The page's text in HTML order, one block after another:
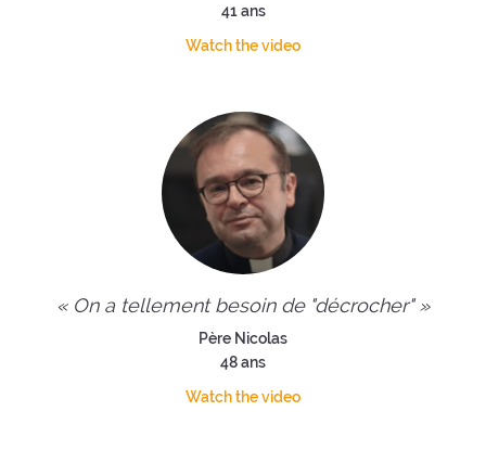
41 ans
Watch the video
« On a tellement besoin de "décrocher" »
Père Nicolas
48 ans
Watch the video